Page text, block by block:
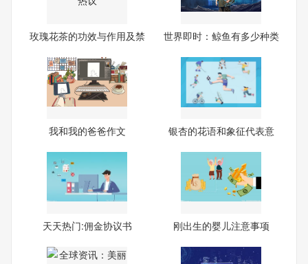
玫瑰花茶的功效与作用及禁
世界即时：鲸鱼有多少种类
我和我的爸爸作文
银杏的花语和象征代表意
天天热门:佣金协议书 刚出生的婴儿注意事项